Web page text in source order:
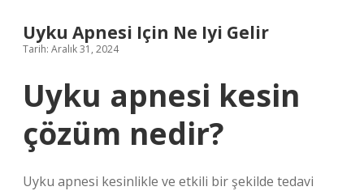
Uyku Apnesi Için Ne Iyi Gelir
Tarih: Aralık 31, 2024
Uyku apnesi kesin
çözüm nedir?
Uyku apnesi kesinlikle ve etkili bir şekilde tedavi